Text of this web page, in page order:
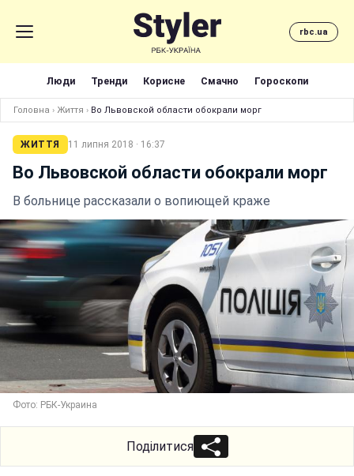
rbc.ua
Люди Тренди Корисне Смачно Гороскопи
Головна › Життя › Во Львовской области обокрали морг
ЖИТТЯ 11 липня 2018 · 16:37
Во Львовской области обокрали морг
В больнице рассказали о вопиющей краже
Фото: РБК-Украина
Поділитися